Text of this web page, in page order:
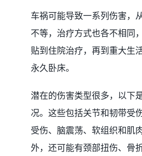
车祸可能导致一系列伤害，
不等，治疗方式也各不相同
贴到住院治疗，再到重大生
永久卧床。
潜在的伤害类型很多，以下
况。这些包括关节和韧带受
受伤、脑震荡、软组织和肌
外，还可能有颈部扭伤、骨